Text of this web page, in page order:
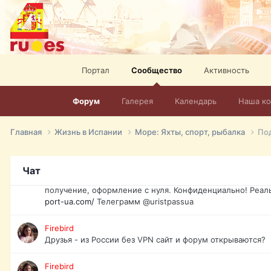
Портал Сообщество
Форум Галерея Календарь Наша
Активность
Главная Жизнь в Испании Море: Яхты, спорт, рыбалка
Чат
спорт, HD. + Огромная видеотека + 10.000 фильмов и
сайта. Наш сайт: http://mir-tv.club/television-in-spain.html
David16
Книги
David16
Подскажите пожалуйста, как удалить свой аккаунт из
Юрист юа
получение, оформление с нуля. Конфиденциально!
port-ua.com/ Телеграмм @uristpassua
Firebird
Друзья - из России без VPN сайт и форум открываются?
Firebird